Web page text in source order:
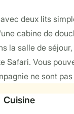
deux lits
cabine de
la salle de
Safari. Vous
ne sont
Cuisine